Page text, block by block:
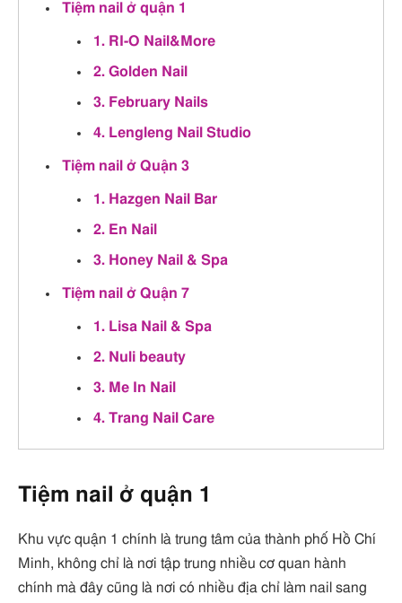
Tiệm nail ở quận 1
1. RI-O Nail&More
2. Golden Nail
3. February Nails
4. Lengleng Nail Studio
Tiệm nail ở Quận 3
1. Hazgen Nail Bar
2. En Nail
3. Honey Nail & Spa
Tiệm nail ở Quận 7
1. Lisa Nail & Spa
2. Nuli beauty
3. Me In Nail
4. Trang Nail Care
Tiệm nail ở quận 1
Khu vực quận 1 chính là trung tâm của thành phố Hồ Chí
Minh, không chỉ là nơi tập trung nhiều cơ quan hành
chính mà đây cũng là nơi có nhiều địa chỉ làm nail sang